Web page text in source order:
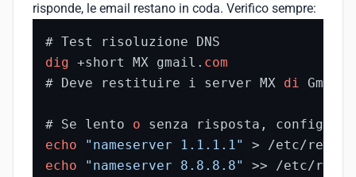
risponde, le email restano in coda. Verifico sempre:
dig +short MX gmail. com
# Deve restituire i server MX di Gmail
# Se lento o
echo
"nameserver 1.1.1.1"
> /etc/
echo
"nameserver 8.8.8.8" >> /etc/